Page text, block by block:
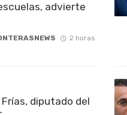
advierte
2 horas
diputado del